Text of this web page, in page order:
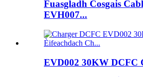
Fuasgladh Cosgais
EVH007...
EVD002 30KW DCFC